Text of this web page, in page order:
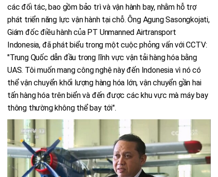
các đối tác, bao gồm bảo trì và vận hành bay, nhằm hỗ trợ
phát triển năng lực vận hành tại chỗ. Ông Agung Sasongkojati,
Giám đốc điều hành của PT Unmanned Airtransport
Indonesia, đã phát biểu trong một cuộc phỏng vấn với CCTV:
"Trung Quốc dẫn đầu trong lĩnh vực vận tải hàng hóa bằng
UAS. Tôi muốn mang công nghệ này đến Indonesia vì nó có
thể vận chuyển khối lượng hàng hóa lớn, vận chuyển gần hai
tấn hàng hóa trên biển và đến được các khu vực mà máy bay
thông thường không thể bay tới".